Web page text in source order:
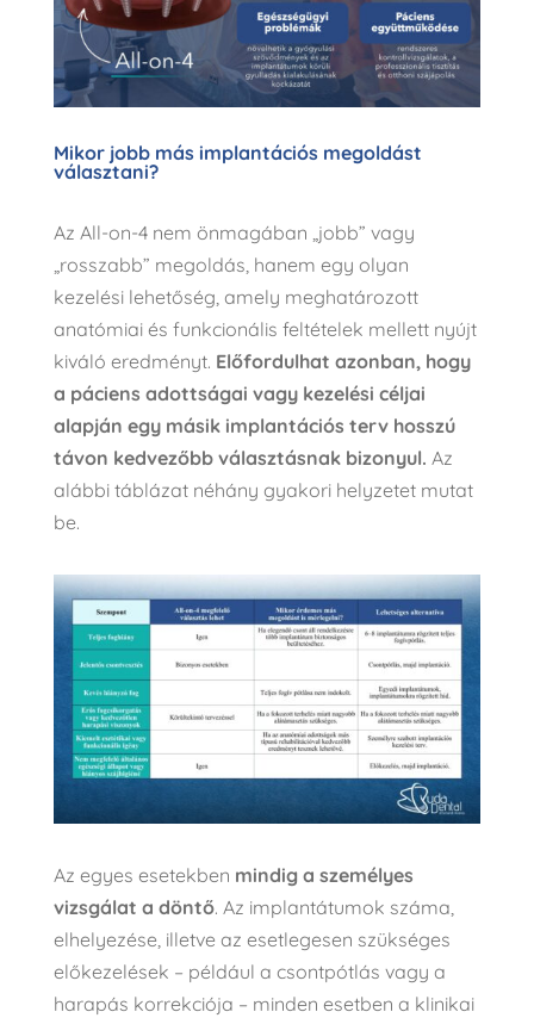
Mikor jobb más implantációs megoldást
választani?
Az All-on-4 nem önmagában „jobb” vagy
„rosszabb” megoldás, hanem egy olyan
kezelési lehetőség, amely meghatározott
anatómiai és funkcionális feltételek mellett nyújt
kiváló eredményt. Előfordulhat azonban, hogy
a páciens adottságai vagy kezelési céljai
alapján egy másik implantációs terv hosszú
távon kedvezőbb választásnak bizonyul. Az
alábbi táblázat néhány gyakori helyzetet mutat
be.
Az egyes esetekben mindig a személyes
vizsgálat a döntő. Az implantátumok száma,
elhelyezése, illetve az esetlegesen szükséges
előkezelések – például a csontpótlás vagy a
harapás korrekciója – minden esetben a klinikai